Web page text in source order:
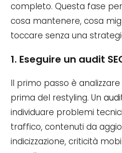
completo. Questa fase
cosa mantenere, cosa
toccare senza una
1. Eseguire un audit
Il primo passo è
prima del restyling. Un
individuare problemi
traffico, contenuti da
indicizzazione, criticità